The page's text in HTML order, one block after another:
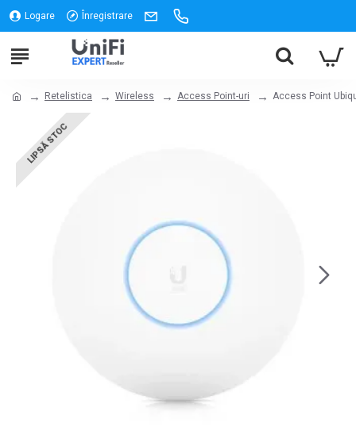
Logare Înregistrare
Retelistica Wireless Access Point-uri Access Point
LIPSĂ STOC